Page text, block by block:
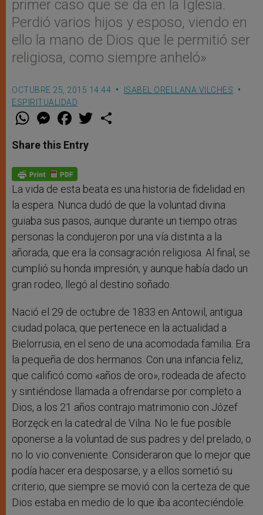
primer caso que se da en la Iglesia.
Perdió varios hijos y esposo, viendo en
ello la mano de Dios que le permitió ser
religiosa, como siempre anheló»
OCTUBRE 25, 2015 14:44
ISABEL ORELLANA VILCHES
ESPIRITUALIDAD
W
t
s
p
p
M
e
s
e
g
e
r
F
a
e
b
o
k
w
Share this Entry
La vida de esta beata es una historia de fidelidad en
la espera. Nunca dudó de que la voluntad divina
guiaba sus pasos, aunque durante un tiempo otras
personas la condujeron por una vía distinta a la
añorada, que era la consagración religiosa. Al final, se
cumplió su honda impresión, y aunque había dado un
gran rodeo, llegó al destino soñado.
Nació el 29 de octubre de 1833 en Antowil, antigua
ciudad polaca, que pertenece en la actualidad a
Bielorrusia, en el seno de una acomodada familia. Era
la pequeña de dos hermanos. Con una infancia feliz,
que calificó como «años de oro», rodeada de afecto
y sintiéndose llamada a ofrendarse por completo a
Dios, a los 21 años contrajo matrimonio con Józef
Borzęck en la catedral de Vilna. No le fue posible
oponerse a la voluntad de sus padres y del prelado, o
no lo vio conveniente. Consideraron que lo mejor que
podía hacer era desposarse, y a ellos sometió su
criterio, que siempre se movió con la certeza de que
Dios estaba en medio de lo que iba aconteciéndole.